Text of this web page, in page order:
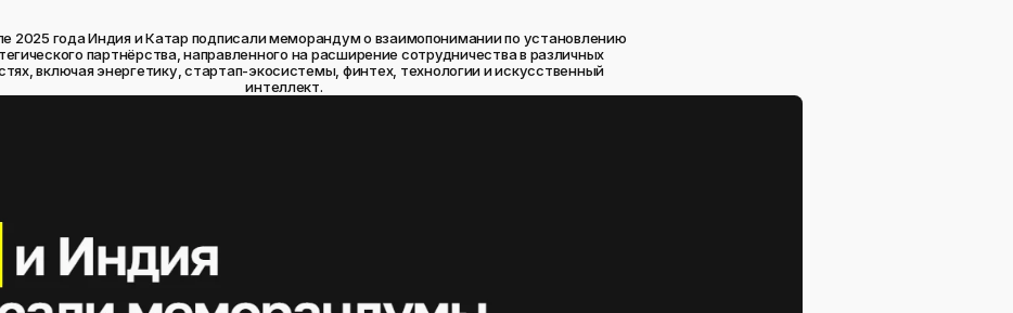
2025 года Индия и Катар подписали меморандум о взаимопонимании по установлению
партнёрства, направленного на расширение сотрудничества в различных
включая энергетику, стартап-экосистемы, финтех, технологии и искусственный
интеллект.